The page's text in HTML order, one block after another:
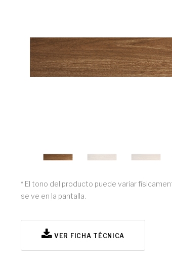
* El tono del producto puede variar
se ve en la pantalla.
VER FICHA TÉCNICA